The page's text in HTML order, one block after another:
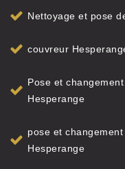
Nettoyage et pose
couvreur
Pose et
Hesperange
pose et
Hesperange